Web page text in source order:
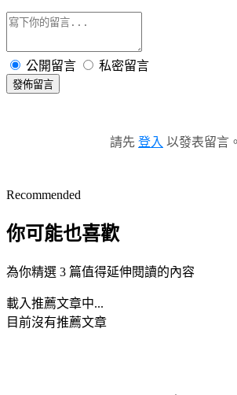
公開留言 私密留言
發佈留言
請先 登入 以發表留言。
Recommended
你可能也喜歡
為你精選 3 篇值得延伸閱讀的內容
載入推薦文章中...
目前沒有推薦文章